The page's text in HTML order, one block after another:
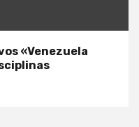
«Venezuela